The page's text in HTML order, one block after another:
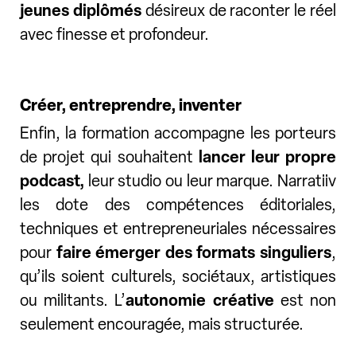
jeunes diplômésdésireux de raconter le réel
avec finesse et profondeur.
Créer, entreprendre, inventer
Enfin, la formation accompagne les porteurs
de projet qui souhaitent lancer leur propre
podcast, leur studio ou leur marque. Narratiiv
les dote des compétences éditoriales,
techniques et entrepreneuriales nécessaires
pour faire émerger des formats singuliers,
qu’ils soient culturels, sociétaux, artistiques
ou militants. L’autonomie créative est non
seulement encouragée, mais structurée.